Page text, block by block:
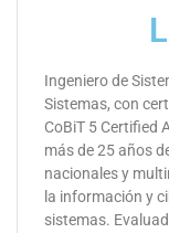
Ingeniero de
Sistemas, con
CoBiT 5 Certified
más de 25 años
nacionales y
la información y
sistemas.